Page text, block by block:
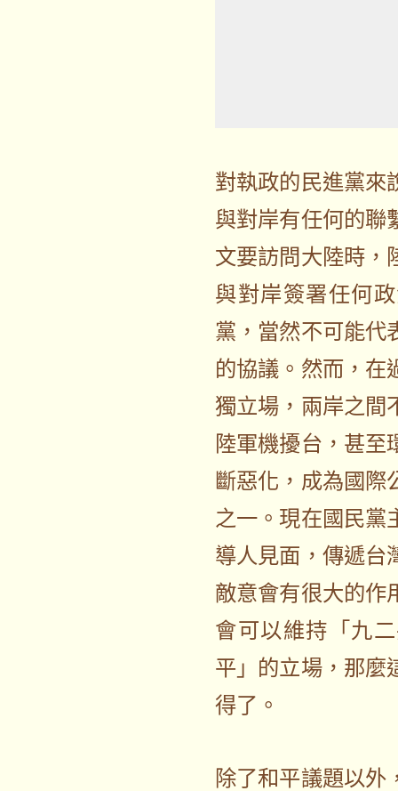
對執政的民進黨來
與對岸有任何的聯
文要訪問大陸時，
與對岸簽署任何
黨，當然不可能代
的協議。然而，在
獨立場，兩岸之間
陸軍機擾台，甚至
斷惡化，成為國際
之一。現在國民黨
導人見面，傳遞台
敵意會有很大的作
會可以維持「九
平」的立場，那麼
得了。
除了和平議題以外